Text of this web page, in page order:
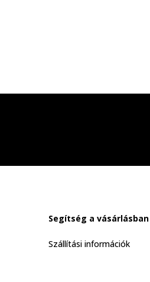
Segítség a vásárlásban
Szállítási információk